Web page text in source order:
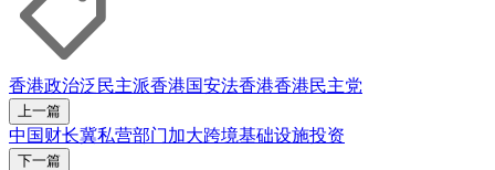
香港政治泛民主派香港国安法香港香港民主党
上一篇
中国财长冀私营部门加大跨境基础设施投资
下一篇